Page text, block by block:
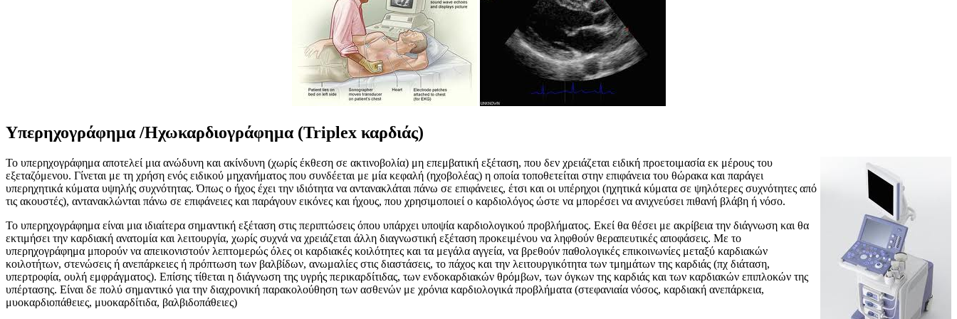
Υπερηχογράφημα /Ηχωκαρδιογράφημα (Triplex καρδιάς)
Το υπερηχογράφημα αποτελεί μια ανώδυνη και ακίνδυνη (χωρίς έκθεση σε ακτινοβολία) μη επεμβατική εξέταση, που δεν χρειάζεται ειδική προετοιμασία εκ μέρους του
εξεταζόμενου. Γίνεται με τη χρήση ενός ειδικού μηχανήματος που συνδέεται με μία κεφαλή (ηχοβολέας) η οποία τοποθετείται στην επιφάνεια του θώρακα και παράγει
υπερηχητικά κύματα υψηλής συχνότητας. Όπως ο ήχος έχει την ιδιότητα να αντανακλάται πάνω σε επιφάνειες, έτσι και οι υπέρηχοι (ηχητικά κύματα σε ψηλότερες συχνότητες από
τις ακουστές), αντανακλώνται πάνω σε επιφάνειες και παράγουν εικόνες και ήχους, που χρησιμοποιεί ο καρδιολόγος ώστε να μπορέσει να ανιχνεύσει πιθανή βλάβη ή νόσο.
Το υπερηχογράφημα είναι μια ιδιαίτερα σημαντική εξέταση στις περιπτώσεις όπου υπάρχει υποψία καρδιολογικού προβλήματος. Εκεί θα θέσει με ακρίβεια την διάγνωση και θα
εκτιμήσει την καρδιακή ανατομία και λειτουργία, χωρίς συχνά να χρειάζεται άλλη διαγνωστική εξέταση προκειμένου να ληφθούν θεραπευτικές αποφάσεις. Με το
υπερηχογράφημα μπορούν να απεικονιστούν λεπτομερώς όλες οι καρδιακές κοιλότητες και τα μεγάλα αγγεία, να βρεθούν παθολογικές επικοινωνίες μεταξύ καρδιακών
κοιλοτήτων, στενώσεις ή ανεπάρκειες ή πρόπτωση των βαλβίδων, ανωμαλίες στις διαστάσεις, το πάχος και την λειτουργικότητα των τμημάτων της καρδιάς (πχ διάταση,
υπερτροφία, ουλή εμφράγματος). Επίσης τίθεται η διάγνωση της υγρής περικαρδίτιδας, των ενδοκαρδιακών θρόμβων, των όγκων της καρδιάς και των καρδιακών επιπλοκών της
υπέρτασης. Είναι δε πολύ σημαντικό για την διαχρονική παρακολούθηση των ασθενών με χρόνια καρδιολογικά προβλήματα (στεφανιαία νόσος, καρδιακή ανεπάρκεια,
μυοκαρδιοπάθειες, μυοκαρδίτιδα, βαλβιδοπάθειες)